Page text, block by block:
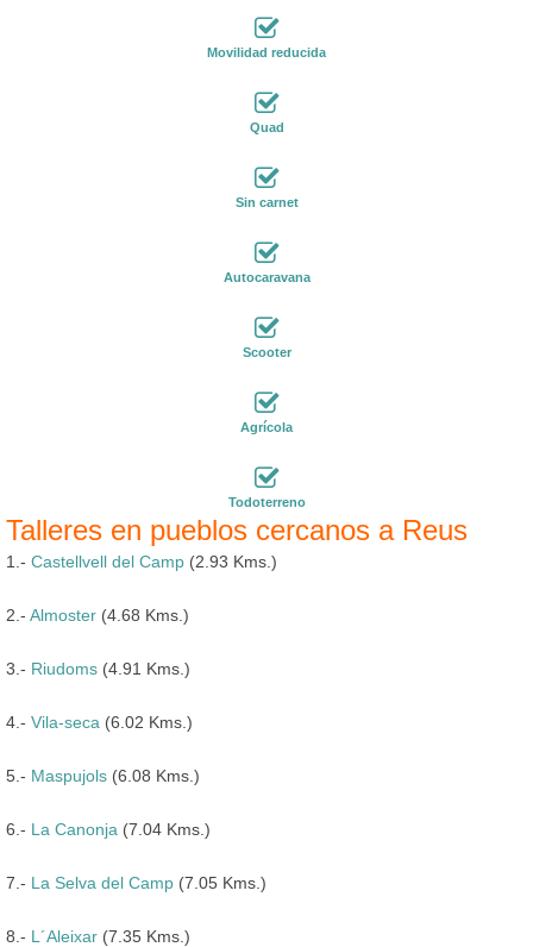
Movilidad reducida
Quad
Sin carnet
Autocaravana
Scooter
Agrícola
Todoterreno
Talleres en pueblos cercanos a Reus
1.- Castellvell del Camp (2.93 Kms.)
2.- Almoster (4.68 Kms.)
3.- Riudoms (4.91 Kms.)
4.- Vila-seca (6.02 Kms.)
5.- Maspujols (6.08 Kms.)
6.- La Canonja (7.04 Kms.)
7.- La Selva del Camp (7.05 Kms.)
8.- L´Aleixar (7.35 Kms.)